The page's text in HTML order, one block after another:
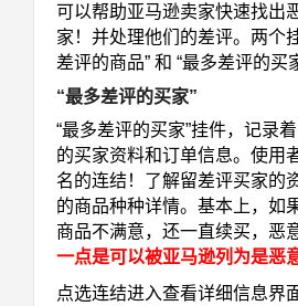
可以帮助亚马逊卖家快速找出
家！并处理他们的差评。两个
差评的商品” 和 “最多差评的买家
“最多差评的买家”
“最多差评的买家”挂件，记录
的买家资料和订单信息。使用
名的连结！了解留差评买家的
的商品种种详情。基本上，如
商品不满意，还一直续买，恶
一点是可以被亚马逊列为是恶
点选连结进入查看详细信息界